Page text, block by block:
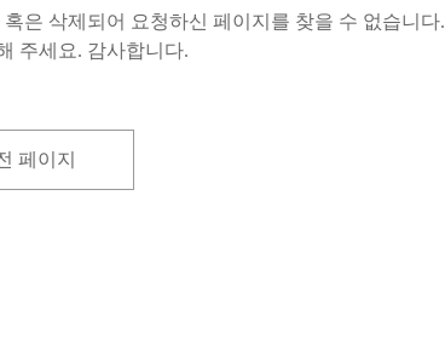
은 삭제되어 요청하신 페이지를 찾을 수 없습니다.
주세요. 감사합니다.
페이지